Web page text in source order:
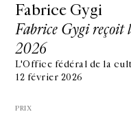
Fabrice Gygi
Fabrice Gygi
2026
L'Office fédéral de la
12 février 2026
PRIX